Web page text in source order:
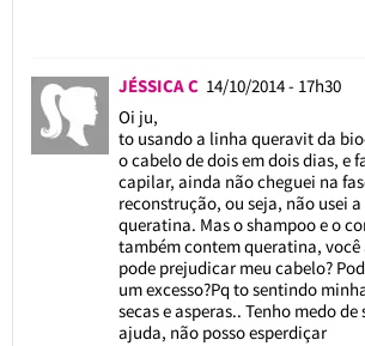
JÉSSICA C 14/10/2014 - 17h30
Oi ju,
to usando a linha queravit da
o cabelo de dois em dois dias, e
capilar, ainda não cheguei na
reconstrução, ou seja, não usei
queratina. Mas o shampoo e o
também contem queratina, você
pode prejudicar meu cabelo?
um excesso?Pq to sentindo
secas e asperas.. Tenho medo
ajuda, não posso esperdiçar